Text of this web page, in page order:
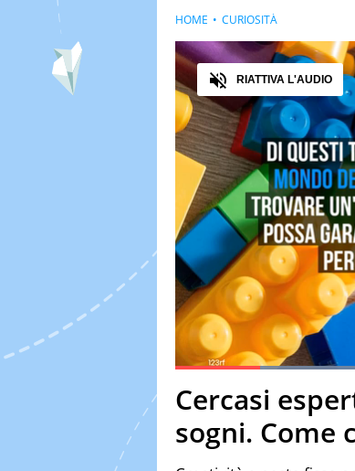
PauseUnmuteCurrent Time
0:12
Audio
RIATTIVA L'AUDIO
Cercasi
sogni. Come
HOME CURIOSITÀ